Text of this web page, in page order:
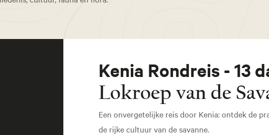
Kenia Rondreis - 13
Lokroep van de
Een onvergetelijke reis door Kenia: ontdek de
de rijke cultuur van de savanne.